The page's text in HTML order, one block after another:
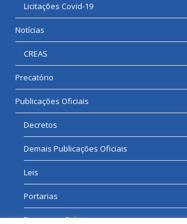
Licitações Covid-19
Notícias
CREAS
Precatório
Publicações Oficiais
Decretos
Demais Publicações Oficiais
Leis
Portarias
Processos Seletivos